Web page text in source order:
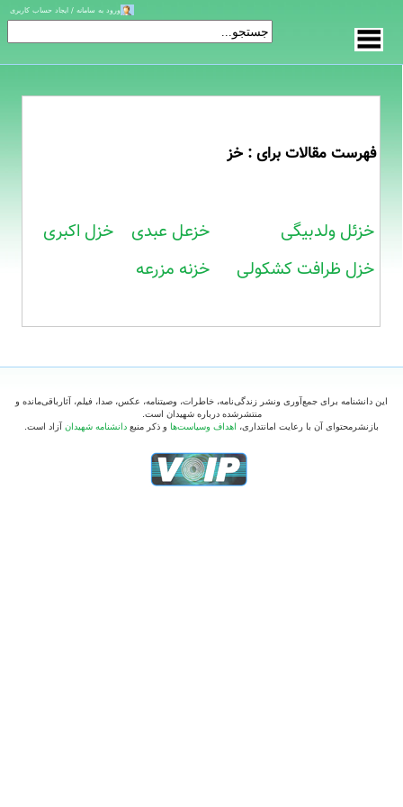
فهرست مقالات برای : خز
خزئل ولدبیگی خزعل عبدی
خزل اکبری
خزل ظرافت کشکولی
خزنه مزرعه
ورود به سامانه / ایجاد حساب کاربری
این دانشنامه برای جمع‌آوری ونشر زندگی‌نامه، خاطرات، وصیتنامه، عکس، صدا، فیلم، آثارباقی‌مانده و
منتشرشده درباره شهیدان است.
بازنشرمحتوای آن با رعایت امانتداری، اهداف وسیاست‌ها و ذکر منبع دانشنامه شهیدان آزاد است.